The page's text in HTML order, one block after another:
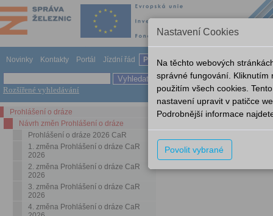
Novinky Kontakty Portál Jízdní řád Provozování dráhy Odkazy
Rozšířené vyhledávání
Prohlášení o dráze
Návrh změn Prohlášení o dráze
Prohlášení o dráze 2026 CaR
1. změna Prohlášení o dráze CaR
2026
2. změna Prohlášení o dráze CaR
2026
3. změna Prohlášení o dráze CaR
2026
4. změna Prohlášení o dráze CaR
Nemáte dostatečná práva
Nastavení Cookies
Na těchto webových
správné fungování. Kliknutím
použitím všech cookies.
nastavení upravit v patičce
Podrobnější informace
Povolit vybrané